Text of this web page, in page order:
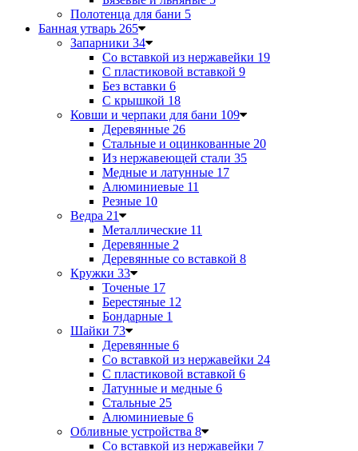
Полотенца для бани 5
Банная утварь 265
Запарники 34
Со вставкой из нержавейки 19
С пластиковой вставкой 9
Без вставки 6
С крышкой 18
Ковши и черпаки для бани 109
Деревянные 26
Стальные и оцинкованные 20
Из нержавеющей стали 35
Медные и латунные 17
Алюминиевые 11
Резные 10
Ведра 21
Металлические 11
Деревянные 2
Деревянные со вставкой 8
Кружки 33
Точеные 17
Берестяные 12
Бондарные 1
Шайки 73
Деревянные 6
Со вставкой из нержавейки 24
С пластиковой вставкой 6
Латунные и медные 6
Стальные 25
Алюминиевые 6
Обливные устройства 8
Со вставкой из нержавейки 7